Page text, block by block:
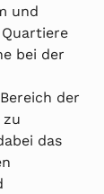
und
bei der
der
das